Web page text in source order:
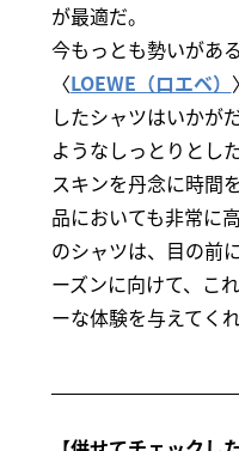
が最適だ。
今もっとも勢いがあ
〈LOEWE（ロエベ）
したシャツはいかが
ようなしっとりとし
スキンを丹念に時間
品においても非常に
のシャツは、目の前
ーズンに向けて、こ
ーな体験を与えてく